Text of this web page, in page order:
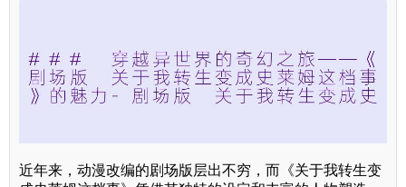
近年来，动漫改编的剧场版层出不穷，而《关于我转生变